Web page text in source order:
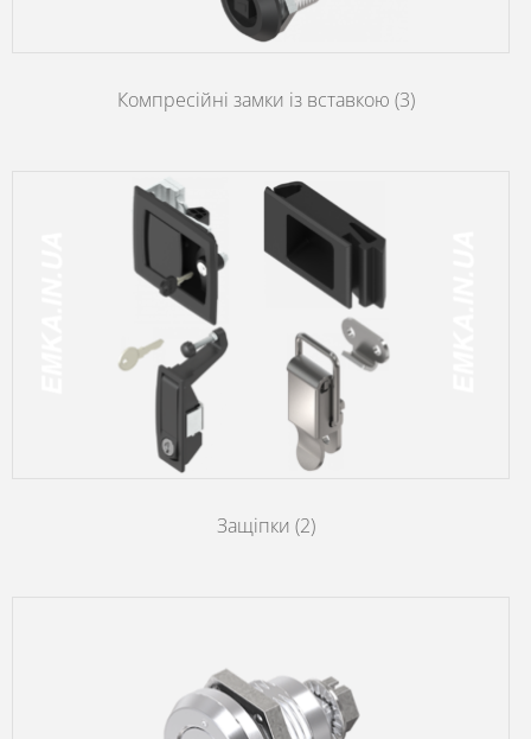
Компресійні замки із вставкою (3)
Защіпки (2)